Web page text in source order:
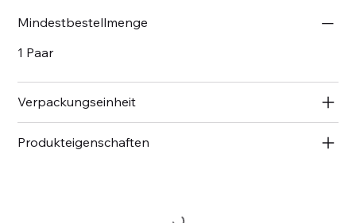
Mindestbestellmenge
1 Paar
Verpackungseinheit
Produkteigenschaften